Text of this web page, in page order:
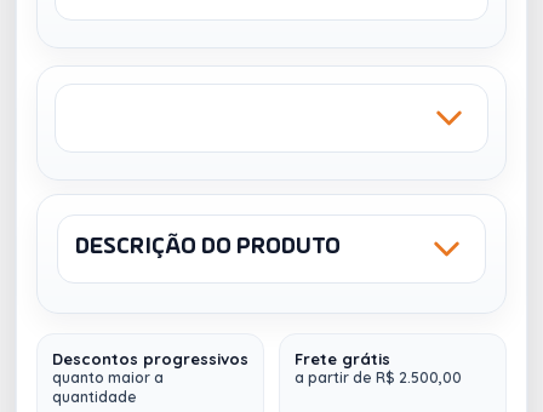
25197 4989
DESCRIÇÃO DO PRODUTO
Copo fibra de arroz com capacidade de 550ml.
Feito em polipropileno atóxico, o copo possui
Descontos progressivos
quanto maior a
quantidade
Frete grátis
a partir de R$ 2.500,00